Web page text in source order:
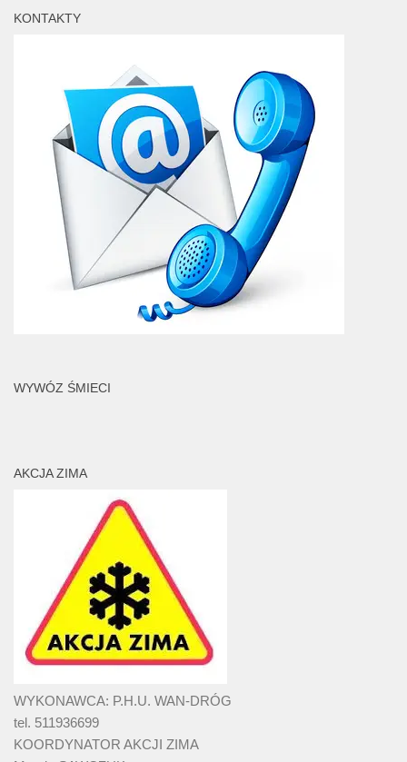
KONTAKTY
WYWÓZ ŚMIECI
AKCJA ZIMA
WYKONAWCA: P.H.U. WAN-DRÓG
tel. 511936699
KOORDYNATOR AKCJI ZIMA